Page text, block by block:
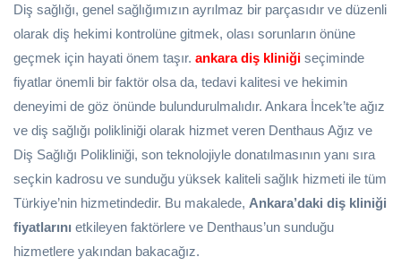
Diş sağlığı, genel sağlığımızın ayrılmaz bir parçasıdır ve düzenli
olarak diş hekimi kontrolüne gitmek, olası sorunların önüne
geçmek için hayati önem taşır. ankara diş kliniği seçiminde
fiyatlar önemli bir faktör olsa da, tedavi kalitesi ve hekimin
deneyimi de göz önünde bulundurulmalıdır. Ankara İncek’te ağız
ve diş sağlığı polikliniği olarak hizmet veren Denthaus Ağız ve
Diş Sağlığı Polikliniği, son teknolojiyle donatılmasının yanı sıra
seçkin kadrosu ve sunduğu yüksek kaliteli sağlık hizmeti ile tüm
Türkiye’nin hizmetindedir. Bu makalede, Ankara’daki diş kliniği
fiyatlarını etkileyen faktörlere ve Denthaus’un sunduğu
hizmetlere yakından bakacağız.